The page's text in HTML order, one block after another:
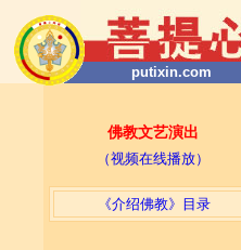
putixin.com
佛教文艺演出
（视频在线播放）
《介绍佛教》目录